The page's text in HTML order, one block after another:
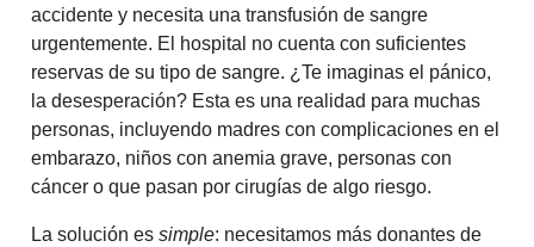
accidente y necesita una transfusión de sangre
urgentemente. El hospital no cuenta con suficientes
reservas de su tipo de sangre. ¿Te imaginas el pánico,
la desesperación? Esta es una realidad para muchas
personas, incluyendo madres con complicaciones en el
embarazo, niños con anemia grave, personas con
cáncer o que pasan por cirugías de algo riesgo.
La solución es simple: necesitamos más donantes de